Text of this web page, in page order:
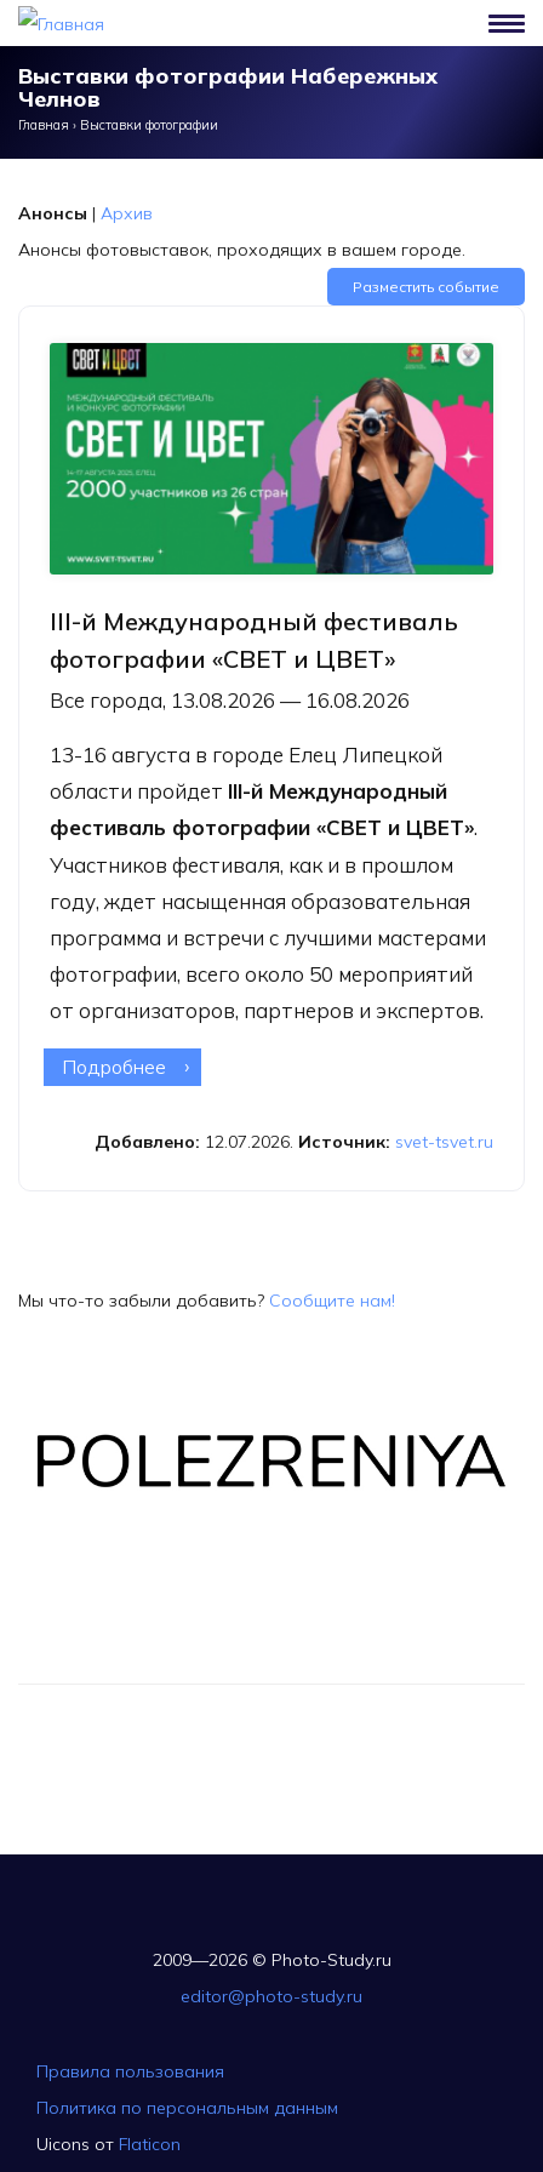
Перейти к основному содержанию
Выставки фотографии Набережных
Челнов
Главная › Выставки фотографии
Анонсы | Архив
Анонсы фотовыставок, проходящих в вашем городе.
Разместить событие
III-й Международный фестиваль
фотографии «СВЕТ и ЦВЕТ»
Все города, 13.08.2026 — 16.08.2026
13-16 августа в городе Елец Липецкой
области пройдет III-й Международный
фестиваль фотографии «СВЕТ и ЦВЕТ».
Участников фестиваля, как и в прошлом
году, ждет насыщенная образовательная
программа и встречи с лучшими мастерами
фотографии, всего около 50 мероприятий
от организаторов, партнеров и экспертов.
Подробнее о III-й Международный фестиваль
Добавлено: 12.07.2026. Источник: svet-tsvet.ru
Мы что-то забыли добавить? Сообщите нам!
2009—2026 © Photo-Study.ru
editor@photo-study.ru
Правила пользования
Политика по персональным данным
Uicons от Flaticon